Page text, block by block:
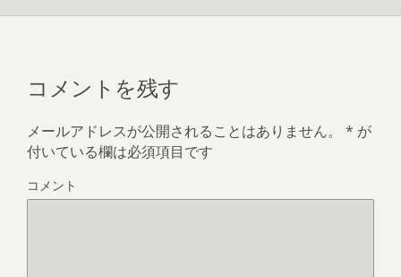
コメントを残す
メールアドレスが公開されることはありません。 * が
付いている欄は必須項目です
コメント